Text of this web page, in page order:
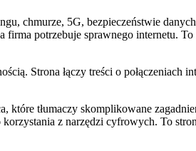
chmurze, 5G, bezpieczeństwie
firma potrzebuje sprawnego internetu.
Strona łączy treści o połączeniach
które tłumaczy skomplikowane
z narzędzi cyfrowych. To